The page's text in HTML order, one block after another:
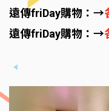
遠傳friDay購物：→
遠傳friDay購物：→